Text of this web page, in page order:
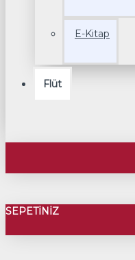
E-Kitap
Flüt
SEPETINIZ